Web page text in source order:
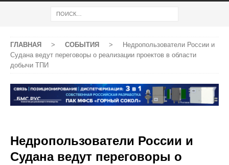
ГЛАВНАЯ > СОБЫТИЯ >
Недропользователи России и
Судана ведут переговоры о реализации проектов в области
добычи ТПИ
Недропользователи России и
Судана ведут переговоры о